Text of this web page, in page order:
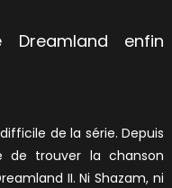
enfin
de la série. Depuis
de trouver la chanson
II. Ni Shazam, ni